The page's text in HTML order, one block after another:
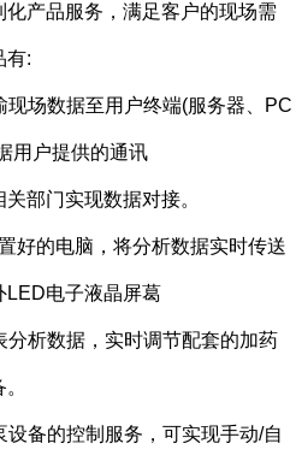
产品服务，满足客户的现场需
有:
现场数据至用户终端(服务器、 PC
用户提供的通讯
部门实现数据对接。
好的电脑，将分析数据实时传送
LED电子液晶屏葛
分析数据，实时调节配套的加药
设备的控制服务，可实现手动/自